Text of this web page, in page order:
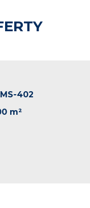
402
m²